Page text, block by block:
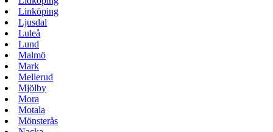
Linköping
Ljusdal
Luleå
Lund
Malmö
Mark
Mellerud
Mjölby
Mora
Motala
Mönsterås